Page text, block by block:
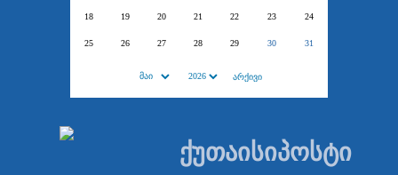
18 19 20 21 22 23 24
25 26 27 28 29 30 31
ქუთაისიპოსტი